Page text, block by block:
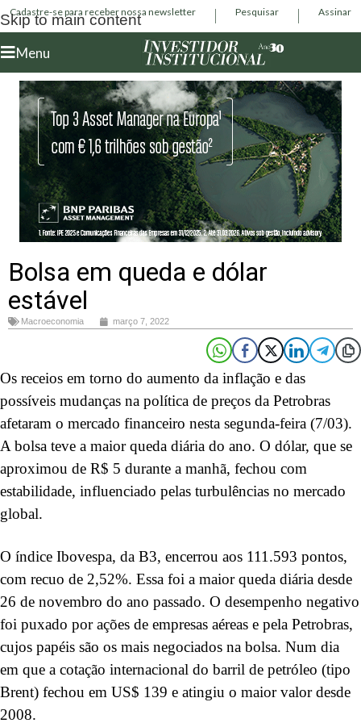
Skip to main content
Cadastre-se para receber nossa newsletter Pesquisar Assinar
Menu
Bolsa em queda e dólar
estável
Macroeconomia março 7, 2022
Os receios em torno do aumento da inflação e das
possíveis mudanças na política de preços da Petrobras
afetaram o mercado financeiro nesta segunda-feira (7/03).
A bolsa teve a maior queda diária do ano. O dólar, que se
aproximou de R$ 5 durante a manhã, fechou com
estabilidade, influenciado pelas turbulências no mercado
global.
O índice Ibovespa, da B3, encerrou aos 111.593 pontos,
com recuo de 2,52%. Essa foi a maior queda diária desde
26 de novembro do ano passado. O desempenho negativo
foi puxado por ações de empresas aéreas e pela Petrobras,
cujos papéis são os mais negociados na bolsa. Num dia
em que a cotação internacional do barril de petróleo (tipo
Brent) fechou em US$ 139 e atingiu o maior valor desde
2008.